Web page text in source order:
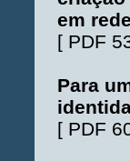
em
[ PDF
Para
[ PDF